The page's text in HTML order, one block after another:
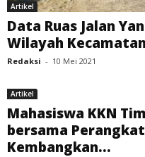
Artikel
Data Ruas Jalan
Wilayah
Redaksi - 10 Mei 2021
Artikel
Mahasiswa KKN
bersama
Kembangkan...